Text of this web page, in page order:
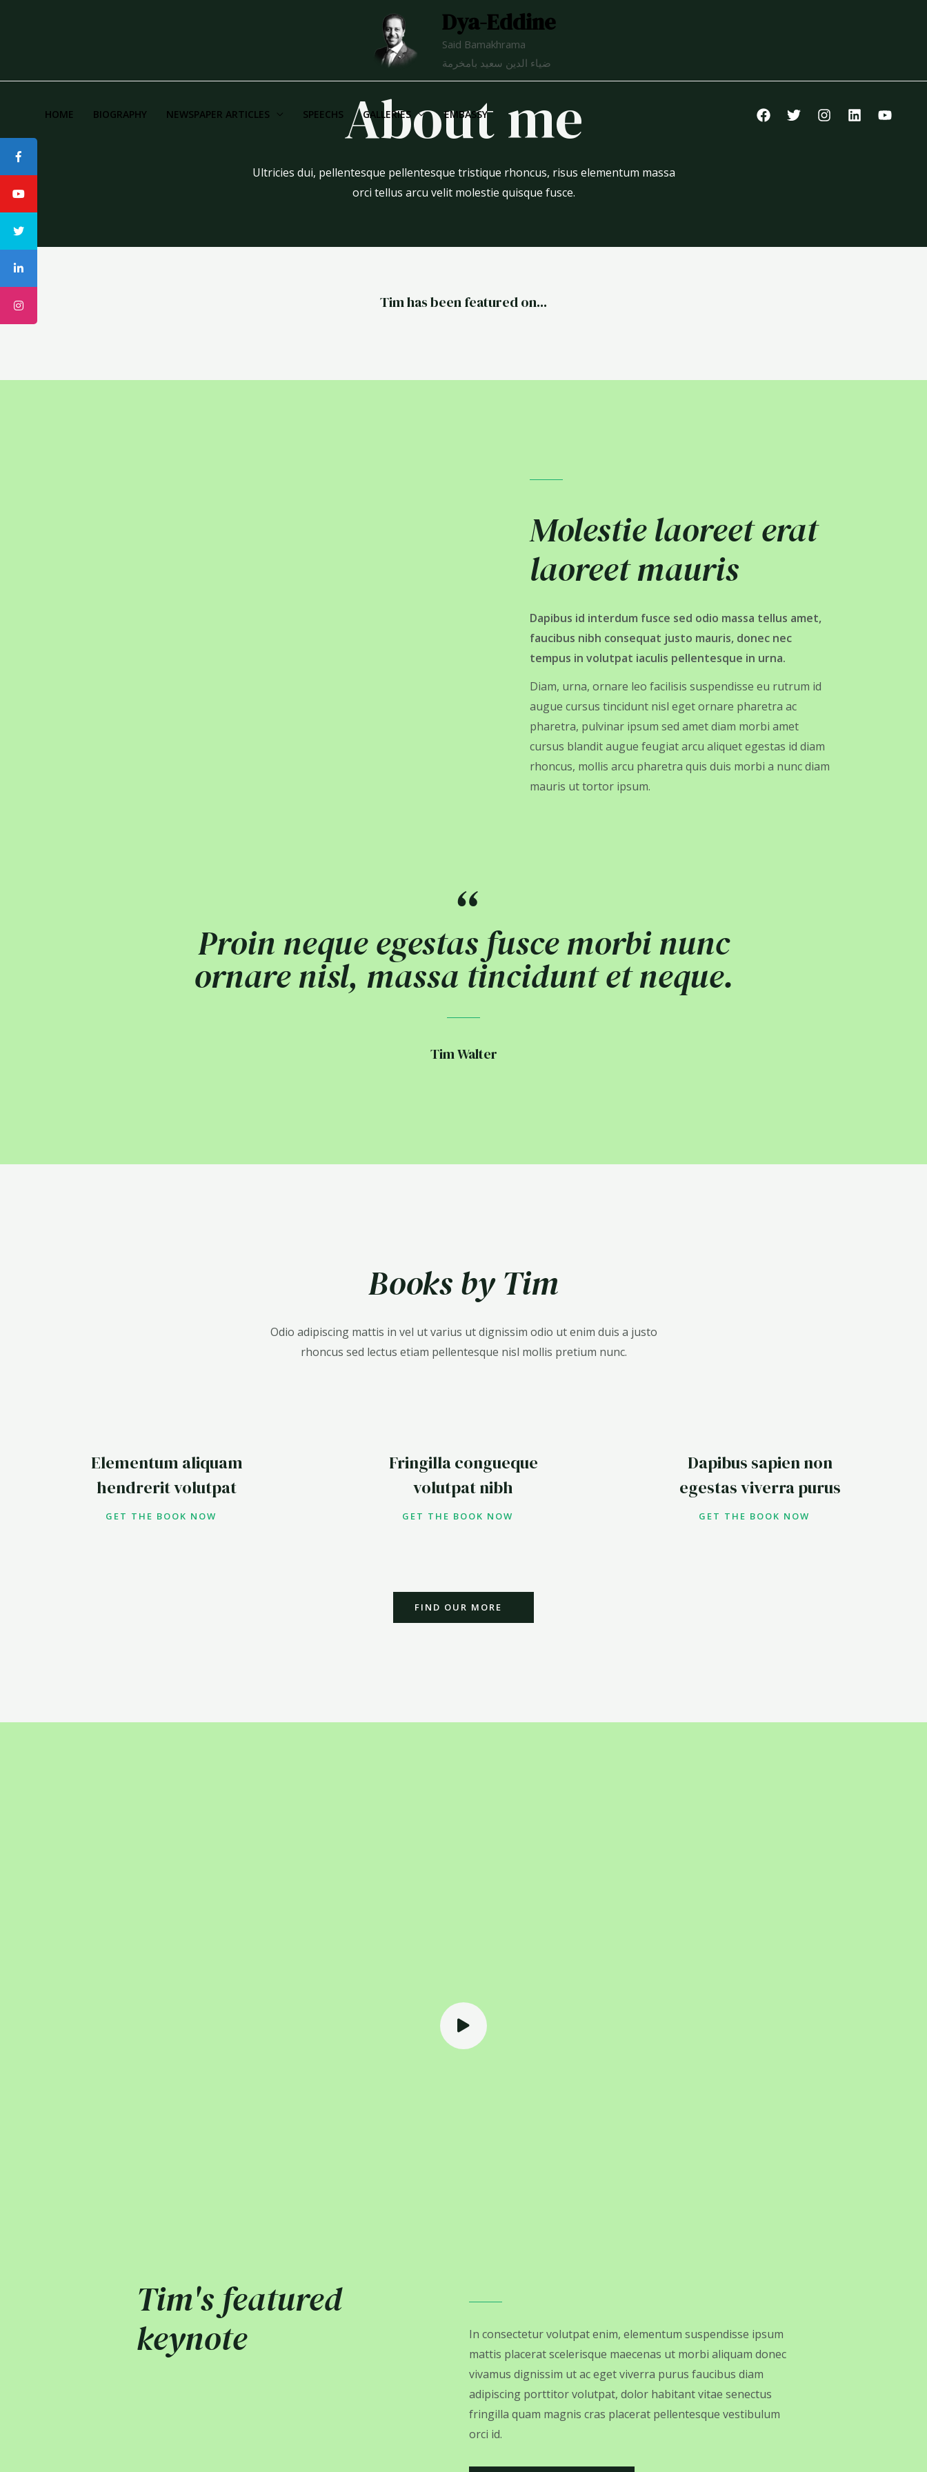
Dya-Eddine
Said Bamakhrama
ضياء الدين سعيد بامخرمة
HOME BIOGRAPHY NEWSPAPER ARTICLES SPEECHS GALLERIES EMBASSY
About me
Ultricies dui, pellentesque pellentesque tristique rhoncus, risus elementum massa
orci tellus arcu velit molestie quisque fusce.
Tim has been featured on...
Molestie laoreet erat
laoreet mauris
Dapibus id interdum fusce sed odio massa tellus amet,
faucibus nibh consequat justo mauris, donec nec
tempus in volutpat iaculis pellentesque in urna.
Diam, urna, ornare leo facilisis suspendisse eu rutrum id
augue cursus tincidunt nisl eget ornare pharetra ac
pharetra, pulvinar ipsum sed amet diam morbi amet
cursus blandit augue feugiat arcu aliquet egestas id diam
rhoncus, mollis arcu pharetra quis duis morbi a nunc diam
mauris ut tortor ipsum.
“
Proin neque egestas fusce morbi nunc
ornare nisl, massa tincidunt et neque.
Tim Walter
Books by Tim
Odio adipiscing mattis in vel ut varius ut dignissim odio ut enim duis a justo
rhoncus sed lectus etiam pellentesque nisl mollis pretium nunc.
Elementum aliquam
hendrerit volutpat
GET THE BOOK NOW
Fringilla congueque
volutpat nibh
GET THE BOOK NOW
Dapibus sapien non
egestas viverra purus
GET THE BOOK NOW
FIND OUR MORE
Tim's featured
keynote
In consectetur volutpat enim, elementum suspendisse ipsum
mattis placerat scelerisque maecenas ut morbi aliquam donec
vivamus dignissim ut ac eget viverra purus faucibus diam
adipiscing porttitor volutpat, dolor habitant vitae senectus
fringilla quam magnis cras placerat pellentesque vestibulum
orci id.